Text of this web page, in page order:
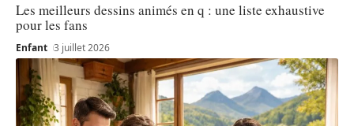
Les meilleurs dessins animés en q : une liste exhaustive
pour les fans
Enfant 3 juillet 2026